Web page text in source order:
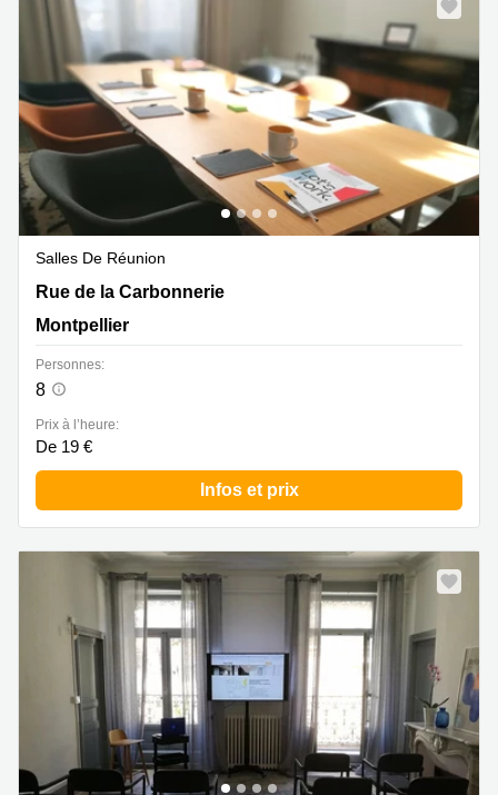
Salles De Réunion
Rue de la Carbonnerie 1, Montpellier
Rue de la Carbonnerie
Montpellier
Personnes:
8
Prix à l’heure:
De 19 €
Infos et prix